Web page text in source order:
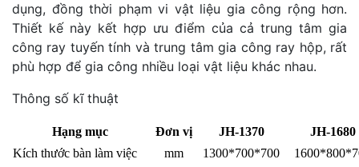
dụng, đồng thời phạm vi vật liệu gia công rộng hơn.
Thiết kế này kết hợp ưu điểm của cả trung tâm gia
công ray tuyến tính và trung tâm gia công ray hộp, rất
phù hợp để gia công nhiều loại vật liệu khác nhau.
Thông số kĩ thuật
Hạng mục Đơn vị JH-1370
JH-1680
Kích thước bàn làm việc
mm 1300*700*700